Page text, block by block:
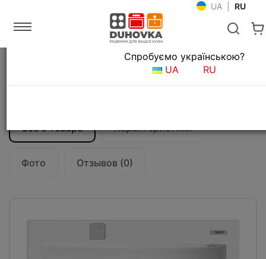
UA RU
Мойки и смесители Кухонные мойки
Кухонная мойка Teka Forsquare 50.40 TG
Все о товаре Характеристики
Фото Отзывов (0)
Язык магазина
Спробуємо українською?
UA
RU